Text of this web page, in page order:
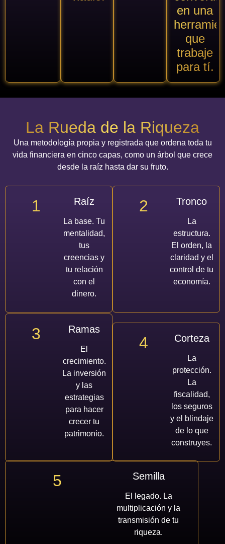
en una
que
trabaje
para tí.
La Rueda de la Riqueza
Una metodología propia y registrada que ordena toda tu
vida financiera en cinco capas, como un árbol que crece
desde la raíz hasta dar su fruto.
1 Raíz
La base. Tu
mentalidad,
tus
creencias y
tu relación
con el
dinero.
2 Tronco
La
estructura.
El orden, la
claridad y el
control de tu
economía.
3 Ramas
El
crecimiento.
La inversión
y las
estrategias
para hacer
crecer tu
patrimonio.
4 Corteza
La
protección.
La
fiscalidad,
los seguros
y el blindaje
de lo que
construyes.
5 Semilla
El legado. La
multiplicación y la
transmisión de tu
riqueza.